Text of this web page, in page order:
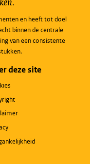
en heeft tot doel
binnen de centrale
van een consistente
deze site